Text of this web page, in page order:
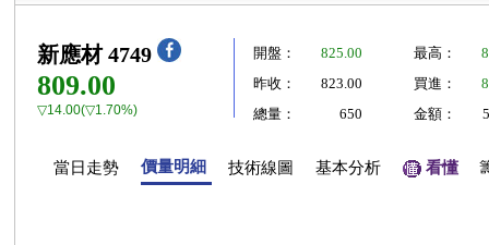
新應材 4749
809.00
▽14.00(▽1.70%)
開盤： 825.00 最高：
昨收：
823.00 買進：
總量：
650 金額：
當日走勢 價量明細 技術線圖 基本分析 看懂